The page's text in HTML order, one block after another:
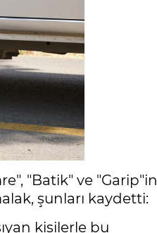
"Batik" ve "Garip"in
şunları kaydetti:
kişilerle bu